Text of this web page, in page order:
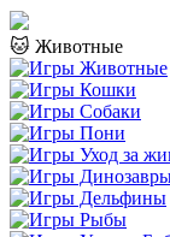
🐱 Животные